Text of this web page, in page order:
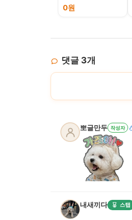
0원
댓글 3개
뽀글만두 작성자
내새끼다 스탭